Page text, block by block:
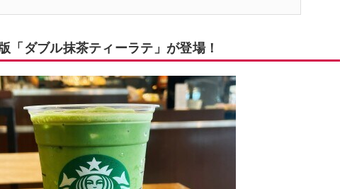
「ダブル抹茶ティーラテ」が登場！